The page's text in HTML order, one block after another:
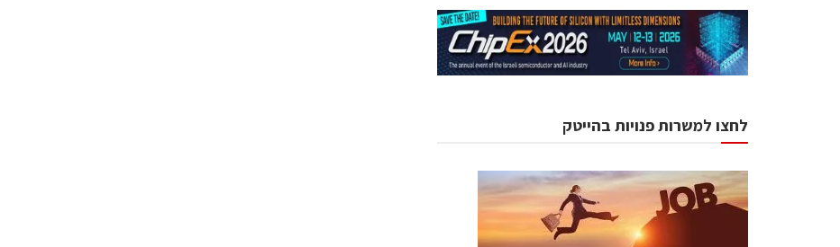
לחצו למשרות פנויות בהייטק